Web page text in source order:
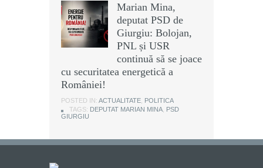
Marian Mina,
deputat PSD de
Giurgiu: Bolojan,
PNL și USR
continuă să se joace
cu securitatea energetică a
României!
POSTED IN: ACTUALITATE POLITICA
TAGS: DEPUTAT MARIAN MINA PSD
GIURGIU